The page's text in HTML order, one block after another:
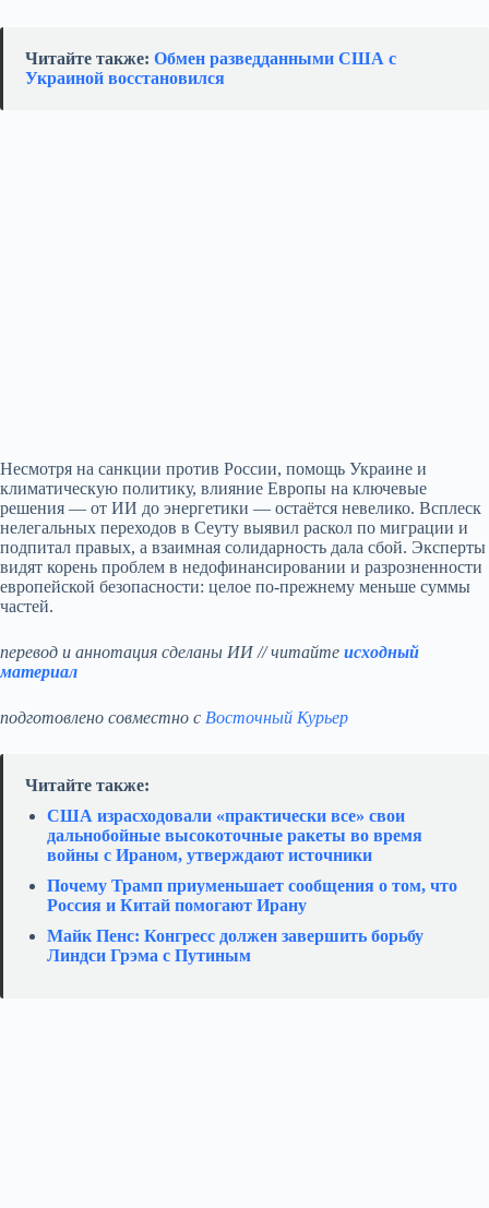
Читайте также: Обмен разведданными США с
Украиной восстановился
Несмотря на санкции против России, помощь Украине и
климатическую политику, влияние Европы на ключевые
решения — от ИИ до энергетики — остаётся невелико. Всплеск
нелегальных переходов в Сеуту выявил раскол по миграции и
подпитал правых, а взаимная солидарность дала сбой. Эксперты
видят корень проблем в недофинансировании и разрозненности
европейской безопасности: целое по‑прежнему меньше суммы
частей.
перевод и аннотация сделаны ИИ // читайте исходный
материал
подготовлено совместно с Восточный Курьер
Читайте также:
США израсходовали «практически все» свои
дальнобойные высокоточные ракеты во время
войны с Ираном, утверждают источники
Почему Трамп приуменьшает сообщения о том, что
Россия и Китай помогают Ирану
Майк Пенс: Конгресс должен завершить борьбу
Линдси Грэма с Путиным